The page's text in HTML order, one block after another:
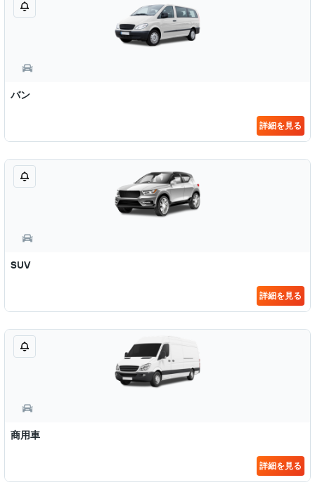
バン
詳細を見る
SUV
詳細を見る
商用車
詳細を見る